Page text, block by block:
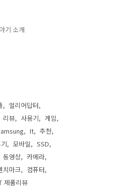
기 소개
얼리어답터
리뷰 사용기
게임
It
추천
모바일
SSD
동영상
카메라
치마크
컴퓨터
제품리뷰